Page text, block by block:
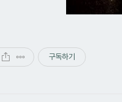
구독하기